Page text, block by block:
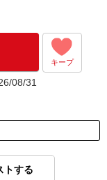
キープ
08/31
トする